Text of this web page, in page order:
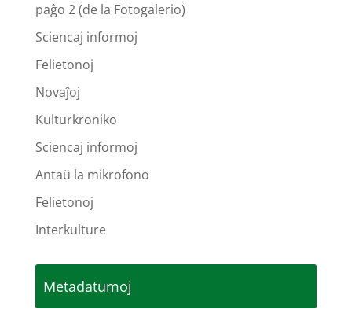
paĝo 2 (de la Fotogalerio)
Sciencaj informoj
Felietonoj
Novaĵoj
Kulturkroniko
Sciencaj informoj
Antaŭ la mikrofono
Felietonoj
Interkulture
Metadatumoj